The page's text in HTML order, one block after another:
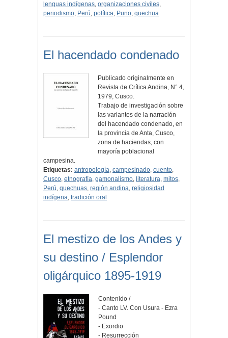
lenguas indígenas, organizaciones civiles,
periodismo, Perú, política, Puno, quechua
El hacendado condenado
Publicado originalmente en
Revista de Crítica Andina, N° 4,
1979, Cusco.
Trabajo de investigación sobre
las variantes de la narración
del hacendado condenado, en
la provincia de Anta, Cusco,
zona de haciendas, con
mayoría poblacional
campesina.
Etiquetas: antropología, campesinado, cuento,
Cusco, etnografía, gamonalismo, literatura, mitos,
Perú, quechuas, región andina, religiosidad
indígena, tradición oral
El mestizo de los Andes y
su destino / Esplendor
oligárquico 1895-1919
Contenido /
- Canto LV. Con Usura - Ezra
Pound
- Exordio
- Resurrección